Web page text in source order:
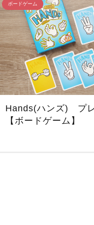
ボードゲーム
Hands(ハンズ) プレ
【ボードゲーム】